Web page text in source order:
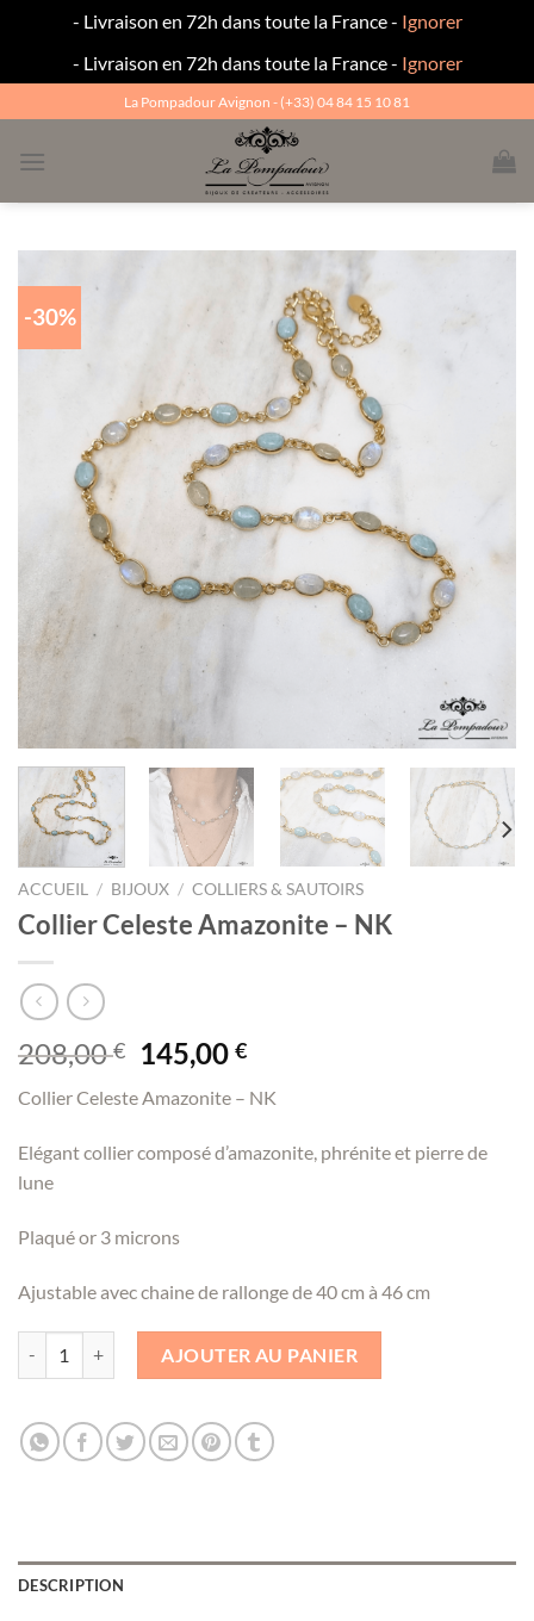
- Livraison en 72h dans toute la France - Ignorer
- Livraison en 72h dans toute la France - Ignorer
au
contenu
La Pompadour Avignon - (+33) 04 84 15 10 81
-30%
ACCUEIL / BIJOUX / COLLIERS & SAUTOIRS
Collier Celeste Amazonite – NK
208,00€
Le
prix
initial
était :
208,00 €.
145,00€Le
actuel
est :
145,00 €.
Collier Celeste Amazonite – NK
Elégant collier composé d’amazonite, phrénite et pierre de
lune
Plaqué or 3 microns
Ajustable avec chaine de rallonge de 40 cm à 46 cm
AJOUTER AU PANIER
DESCRIPTION